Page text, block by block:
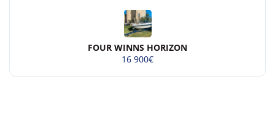
FOUR WINNS HORIZON
16 900€